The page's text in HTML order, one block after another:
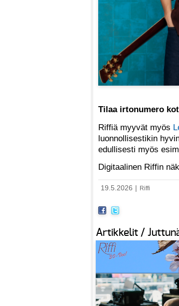
Tilaa irtonumero
Riffiä myyvät myös
luonnollisestikin
edullisesti myös
Digitaalinen Riffin
19.5.2026 Riffi
Artikkelit /